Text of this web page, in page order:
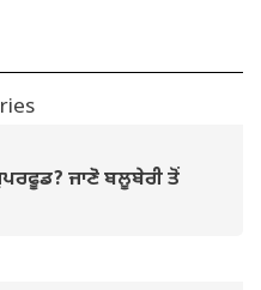
ਜਾਣੋ ਬਲੂਬੇਰੀ ਤੋਂ